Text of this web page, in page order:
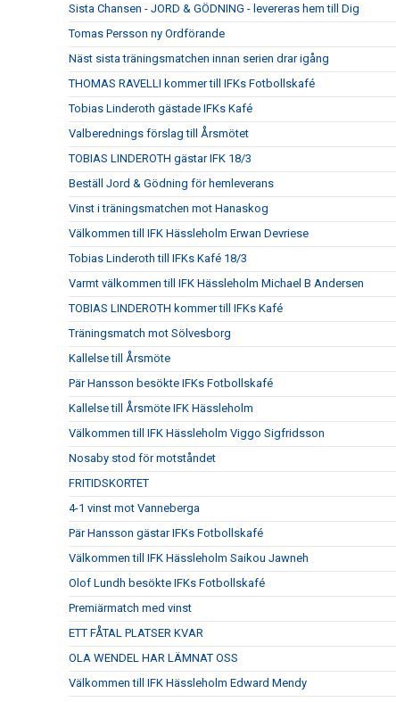
Sista Chansen - JORD & GÖDNING - levereras hem till Dig
Tomas Persson ny Ordförande
Näst sista träningsmatchen innan serien drar igång
THOMAS RAVELLI kommer till IFKs Fotbollskafé
Tobias Linderoth gästade IFKs Kafé
Valberednings förslag till Årsmötet
TOBIAS LINDEROTH gästar IFK 18/3
Beställ Jord & Gödning för hemleverans
Vinst i träningsmatchen mot Hanaskog
Välkommen till IFK Hässleholm Erwan Devriese
Tobias Linderoth till IFKs Kafé 18/3
Varmt välkommen till IFK Hässleholm Michael B Andersen
TOBIAS LINDEROTH kommer till IFKs Kafé
Träningsmatch mot Sölvesborg
Kallelse till Årsmöte
Pär Hansson besökte IFKs Fotbollskafé
Kallelse till Årsmöte IFK Hässleholm
Välkommen till IFK Hässleholm Viggo Sigfridsson
Nosaby stod för motståndet
FRITIDSKORTET
4-1 vinst mot Vanneberga
Pär Hansson gästar IFKs Fotbollskafé
Välkommen till IFK Hässleholm Saikou Jawneh
Olof Lundh besökte IFKs Fotbollskafé
Premiärmatch med vinst
ETT FÅTAL PLATSER KVAR
OLA WENDEL HAR LÄMNAT OSS
Välkommen till IFK Hässleholm Edward Mendy